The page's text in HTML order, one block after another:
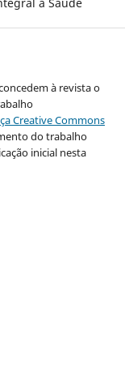
à revista o
Creative Commons
do trabalho
inicial nesta